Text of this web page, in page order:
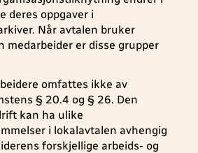
deres oppgaver i
Når avtalen bruker
medarbeider er disse grupper
omfattes ikke av
§ 20.4 og § 26. Den
kan ha ulike
i lokalavtalen avhengig
forskjellige arbeids- og